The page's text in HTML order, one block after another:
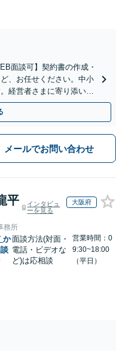
面談可】契約書の作成・
、お任せください。中小
経営者さまに寄り添い、
メールでお問い合わせ
平
インタビュ
ーを見る
大阪府
務所
か面談方法(対面・
電話・ビデオな
ど)は応相談
営業時間：0
9:30~18:00
（平日）